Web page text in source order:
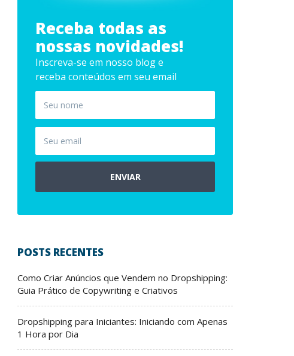
Receba todas as
nossas novidades!
Inscreva-se em nosso blog e
receba conteúdos em seu email
ENVIAR
POSTS RECENTES
Como Criar Anúncios que Vendem no Dropshipping:
Guia Prático de Copywriting e Criativos
Dropshipping para Iniciantes: Iniciando com Apenas
1 Hora por Dia